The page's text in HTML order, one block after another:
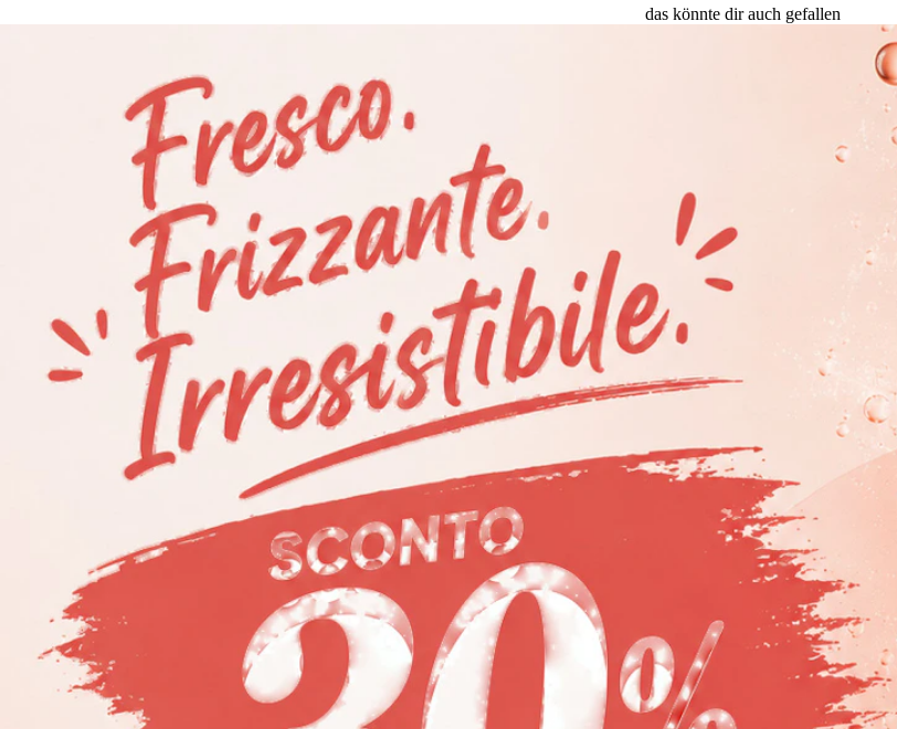
das könnte dir auch gefallen